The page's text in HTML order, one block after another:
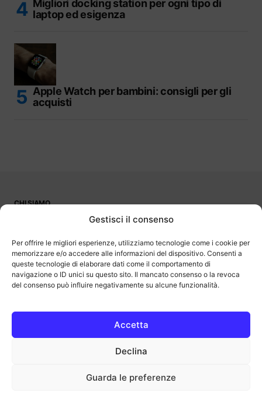
Gestisci il consenso
Per offrire le migliori esperienze, utilizziamo tecnologie come i cookie per
memorizzare e/o accedere alle informazioni del dispositivo. Consenti a
queste tecnologie di elaborare dati come il comportamento di
navigazione o ID unici su questo sito. Il mancato consenso o la revoca
del consenso può influire negativamente su alcune funzionalità.
Accetta
Declina
Guarda le preferenze
Migliori docking station per ogni tipo di
laptop ed esigenza
Apple Watch per bambini: consigli per gli
acquisti
CHI SIAMO
OutOfBit
programma di affiliazione che consente ai siti di percepire una
commissione pubblicitaria pubblicizzando e fornendo link al sito
Amazon.it. Amazon e il logo Amazon sono marchi registrati di
Amazon.com, Inc. o delle sue affiliate.
COPYRIGHT © 2013-2025 OUTOFBIT P.IVA 04140830243, TUTTI I
outofbit.it@gmail.com | outofbit@pec.it
Note legali